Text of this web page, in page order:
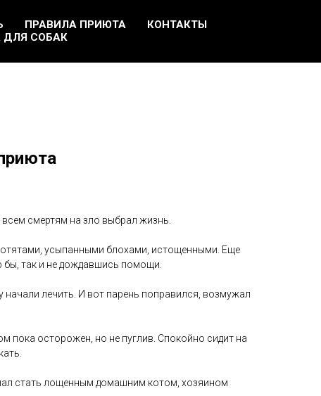
ПРАВИЛА ПРИЮТА
КОНТАКТЫ
СОБАК
смертям на зло выбрал жизнь.
усыпанными блохами, истощенными. Еще
бы, так и не дождавшись помощи.
лечить. И вот парень поправился, возмужал
пока осторожен, но не пуглив. Спокойно сидит на
стать лощенным домашним котом, хозяином